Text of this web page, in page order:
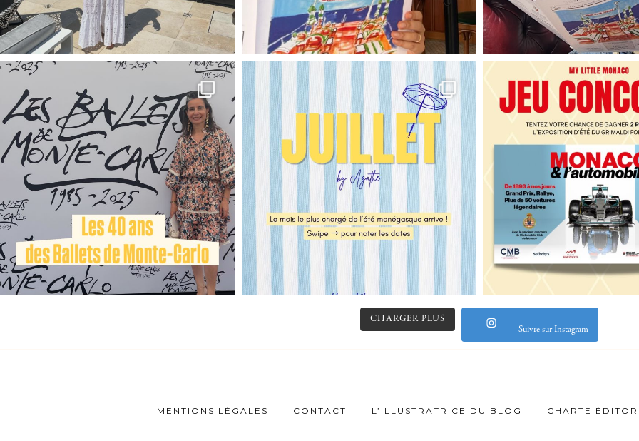
CHARGER PLUS
Suivre sur Instagram
MENTIONS LÉGALES CONTACT L’ILLUSTRATRICE DU BLOG CHARTE